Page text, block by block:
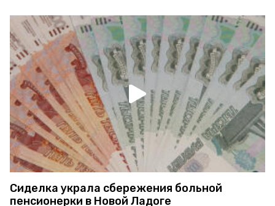
Сиделка украла сбережения больной
пенсионерки в Новой Ладоге